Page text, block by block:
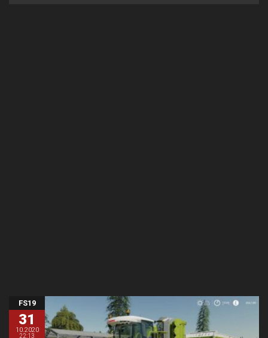
FS19
31
10.2020
22:13